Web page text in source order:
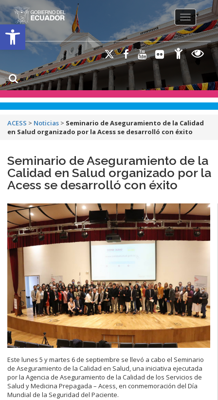
Open toolbar
Toggle
ACESS > Noticias > Seminario de Aseguramiento de la Calidad
en Salud organizado por la Acess se desarrolló con éxito
Seminario de Aseguramiento de la
Calidad en Salud organizado por la
Acess se desarrolló con éxito
Este lunes 5 y martes 6 de septiembre se llevó a cabo el Seminario
de Aseguramiento de la Calidad en Salud, una iniciativa ejecutada
por la Agencia de Aseguramiento de la Calidad de los Servicios de
Salud y Medicina Prepagada – Acess, en conmemoración del Día
Mundial de la Seguridad del Paciente.